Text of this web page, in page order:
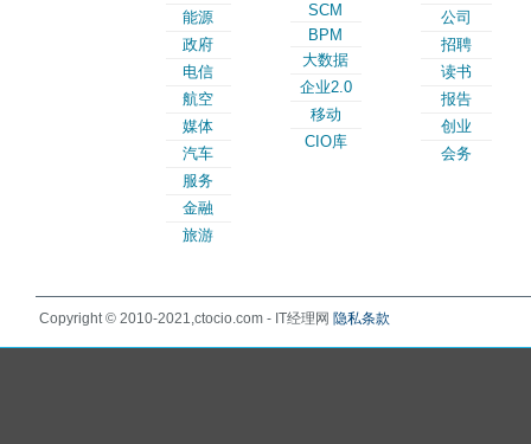
能源
政府
电信
航空
媒体
汽车
服务
金融
旅游
SCM
BPM
大数据
企业2.0
移动
CIO库
公司
招聘
读书
报告
创业
会务
Copyright © 2010-2021,ctocio.com - IT经理网 隐私条款